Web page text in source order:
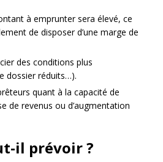
à emprunter sera élevé, ce
de disposer d’une marge de
des conditions plus
dossier réduits…).
quant à la capacité de
de revenus ou d’augmentation
il prévoir ?